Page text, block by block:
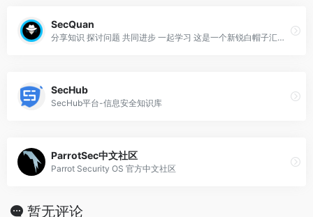
SecQuan
分享知识 探讨问题 共同进步 一起学习 这是一个新锐白帽子汇聚地
SecHub
SecHub平台-信息安全知识库
ParrotSec中文社区
Parrot Security OS 官方中文社区
暂无评论